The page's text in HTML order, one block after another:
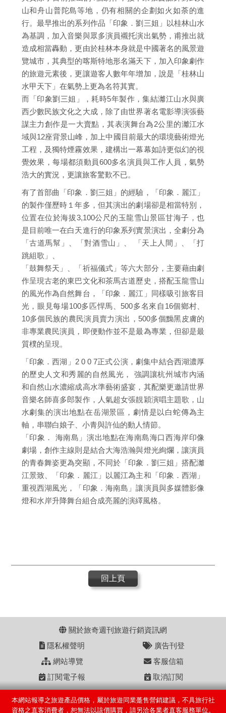
山和舟山普陀島等地，仍有相關的企劃如火如荼的進
行。最早推出的系列作品「印象．劉三姐」以桂林山水
為基調，加入音樂與眾多演員襯托演出氣勢，甫推出就
造成相當轟動，更由於桂林本身就是中國著名的風景遊
覽城市，其典型的喀斯特地形名滿天下，加入印象劇作
的旅遊元素後，更讓遊客人數年年增加，說是「桂林山
水甲天下」在氣勢上更為名符其實。
而「印象劉三姐」，耗時5年製作，集結灕江山水與廣
西少數民族文化之大成，除了由世界著名電影導演張藝
謀主力創作是一大賣點，其表演舞台為2公里的灕江水
域與12座背景山峰，加上中國目前最大的環境藝術燈光
工程，及獨特煙霧效果，建構出一幕幕如詩更似幻的視
覺效果，每場都須動員600多名演員與工作人員，氣勢
浩大的實況，更讓旅客驚歎不已。
有了首部曲「印象．劉三姐」的經驗，「印象．麗江」
的製作僅歷時１年多，但其演出的劇場卻是相當特別，
位置在位於海拔3,100公尺的玉龍雪山景區甘海子，也
是目前唯一在白天進行的印象系列實景演出，全劇分為
「古道馬幫」、「對酒雪山」、 「天上人間」、「打
跳組歌」、
「鼓舞祭天」、「祈福儀式」等六大部分，主要藉由劇
作呈現古老的東巴文化和茶馬古道歷史，搭配玉龍雪山
的風光作為自然舞台，「印象．麗江」同樣吸引旅客目
光，眼見每場100多匹悍馬、500多名來自16個鄉村、
10多個民族的農民演員賣力演出，500多個黝黑皮膚的
非專業農民演員，即便動作並不是最為專業，但卻是最
質樸的呈現。
「印象．西湖」2 0 0 7正式公演，劇集中結合西湖濃厚
的歷史人文和秀麗的自然風光， 強調讓杭州城市內涵
和自然山水濃縮成高水準藝術盛宴，其配樂更邀請世界
音樂名師喜多郎製作，人氣超女張靚穎演唱主題歌，山
水劇集的演出地點在岳湖景區，劇情是以白蛇傳為主
軸，串聯白娘子、小青與許仙的動人情節。
「印象． 海南島」演出地點在海南島海口西海岸印像
劇場，創作主線則是結合大海浩瀚與燈光絢爛，讓演員
的青春舞姿更為突顯，不同於「印象．劉三姐」搭配灕
江景致、「印象．麗江」以麗江為主和「印象．西湖」
重視西湖風光，「印象．海南島」讓演員與多媒體影像
燈和水岸升降舞台組合成亮麗的演繹風格。
回上頁
關於旅奇週刊旅遊行銷資訊網
隱私權聲明
廣告刊登
網站導覽
客服信箱
訂閱電子報
取消訂閱
本網站報導之旅遊產品價格，屬於旅遊同業躉售營銷建議，不具旅行社
資格之直客消費者，恕無法以該價購買，請另洽各業者直客服務單位。